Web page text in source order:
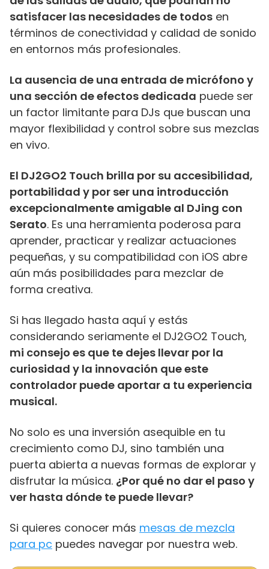
satisfacer las necesidades de todos en
términos de conectividad y calidad de sonido
en entornos más profesionales.
La ausencia de una entrada de micrófono y
una sección de efectos dedicada puede ser
un factor limitante para DJs que buscan una
mayor flexibilidad y control sobre sus mezclas
en vivo.
El DJ2GO2 Touch brilla por su accesibilidad,
portabilidad y por ser una introducción
excepcionalmente amigable al DJing con
Serato. Es una herramienta poderosa para
aprender, practicar y realizar actuaciones
pequeñas, y su compatibilidad con iOS abre
aún más posibilidades para mezclar de
forma creativa.
Si has llegado hasta aquí y estás
considerando seriamente el DJ2GO2 Touch,
mi consejo es que te dejes llevar por la
curiosidad y la innovación que este
controlador puede aportar a tu experiencia
musical.
No solo es una inversión asequible en tu
crecimiento como DJ, sino también una
puerta abierta a nuevas formas de explorar y
disfrutar la música. ¿Por qué no dar el paso y
ver hasta dónde te puede llevar?
Si quieres conocer más mesas de mezcla
para pc puedes navegar por nuestra web.